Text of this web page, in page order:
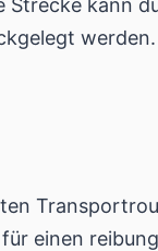
werden.
einen